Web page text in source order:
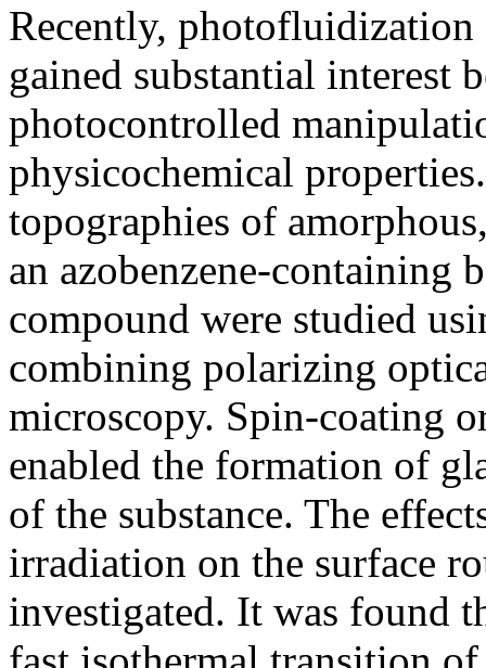
Recently, photofluidization
gained substantial interest
photocontrolled
physicochemical
topographies of
an azobenzene-containing
compound were studied
combining polarizing
microscopy. Spin-coating
enabled the formation of
of the substance. The
irradiation on the surface
investigated. It was found